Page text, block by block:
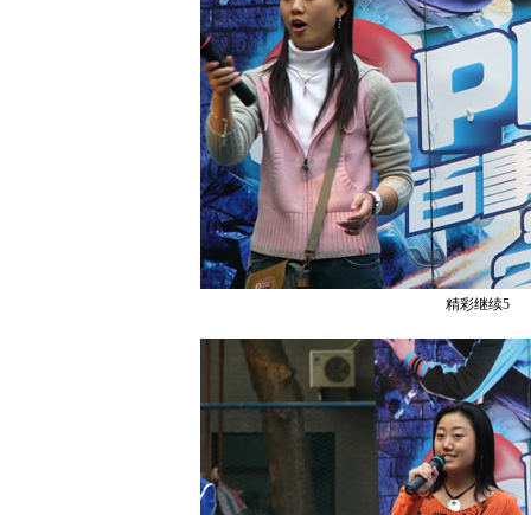
精彩继续5